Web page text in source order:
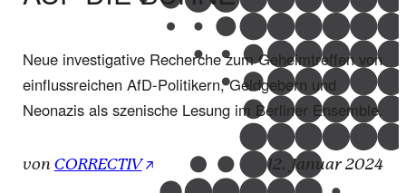
Neue investigative Recherche zum Geheimtreffen von
einflussreichen AfD-Politikern, Geldgebern und
Neonazis als szenische Lesung im Berliner Ensemble.
von CORRECTIV 12. Januar 2024